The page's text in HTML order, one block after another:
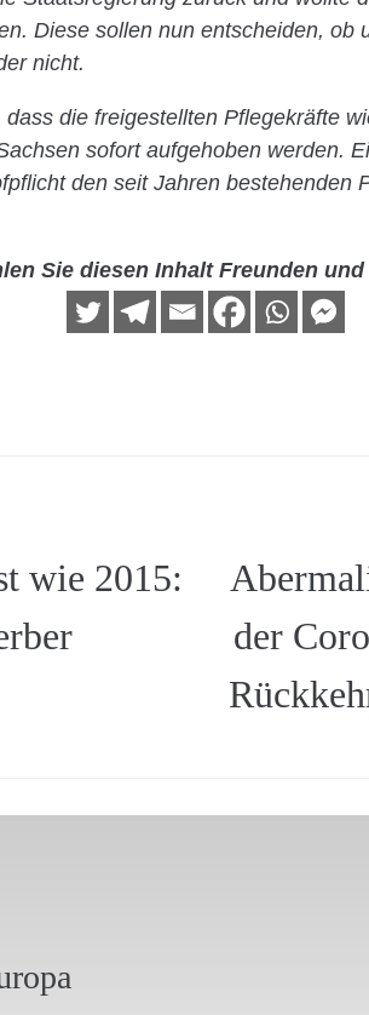
Diese sollen nun entscheiden, ob
nicht.
die freigestellten Pflegekräfte
sofort aufgehoben werden.
den seit Jahren bestehenden
Sie diesen Inhalt Freunden
wie 2015:
der